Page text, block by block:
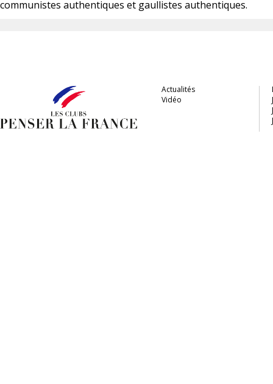
communistes authentiques et gaullistes authentiques.
Actualités
Vidéo